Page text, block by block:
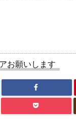
お願いします